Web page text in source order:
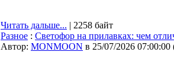
Читать дальше... | 2258 байт
Разное : Светофор на прилавках: чем
Автор: MONMOON в 25/07/2026 07:00:00